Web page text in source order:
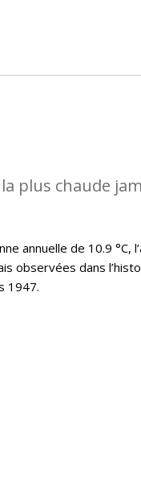
plus chaude
annuelle de 10.9 °C,
observées dans
1947.